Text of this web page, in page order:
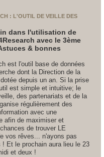
: L'OUTIL DE VEILLE DES
dans l'utilisation de
avec le 3ème
& bonnes
est l'outil base de données
dont la Direction de la
depuis un an. Si la prise
est simple et intuitive; le
des partenariats et de la
régulièrement des
avec une
afin de maximiser et
de trouver LE
vos rêves... n'ayons pas
! Et le prochain aura lieu le 23
et deux !